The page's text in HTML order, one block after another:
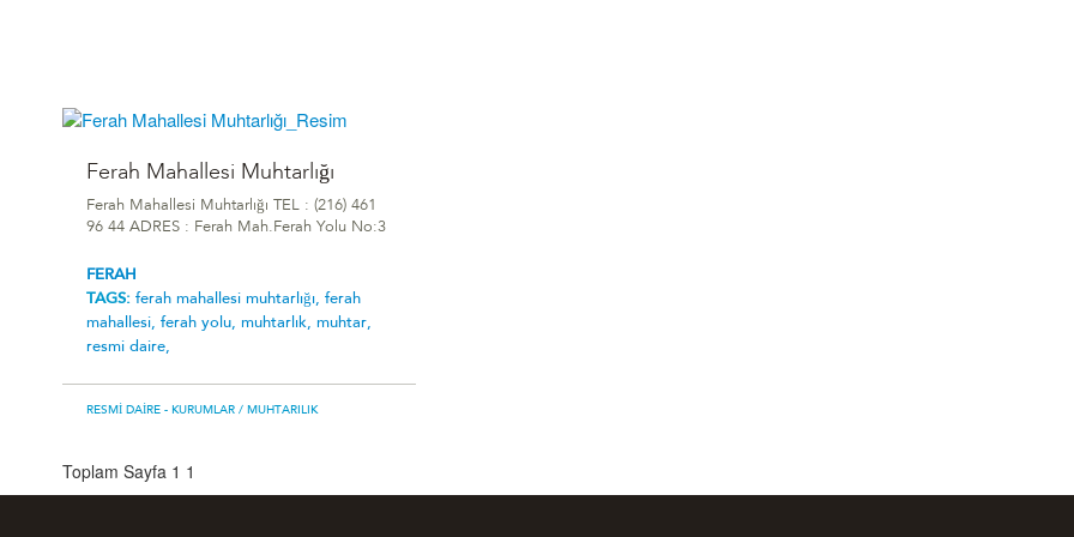
Ferah Mahallesi Muhtarlığı
Ferah Mahallesi Muhtarlığı TEL : (216) 461
96 44 ADRES : Ferah Mah.Ferah Yolu No:3
FERAH
TAGS: ferah mahallesi muhtarlığı, ferah
mahallesi, ferah yolu, muhtarlık, muhtar,
resmi daire,
RESMI DAIRE - KURUMLAR / MUHTARILIK
Toplam Sayfa 1 1